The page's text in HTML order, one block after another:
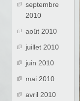
septembre
2010
août 2010
juillet 2010
juin 2010
mai 2010
avril 2010